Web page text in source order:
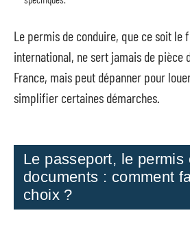
Le permis de conduire, que ce soit le
international, ne sert jamais de pièce
France, mais peut dépanner pour
simplifier certaines démarches.
Le passeport, le permis
documents : comment
choix ?